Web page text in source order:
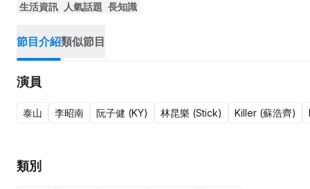
生活資訊 人氣話題 長知識
節目介紹類似節目
演員
泰山 李昭南 阮子健 (KY) 林昆樂 (Stick) Killer (蘇浩齊)
類別